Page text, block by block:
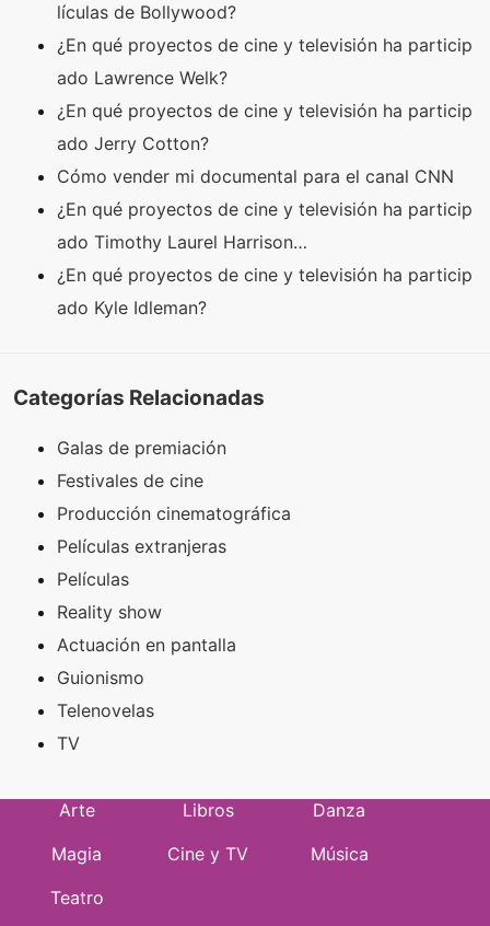
lículas de Bollywood?
¿En qué proyectos de cine y televisión ha particip
ado Lawrence Welk?
¿En qué proyectos de cine y televisión ha particip
ado Jerry Cotton?
Cómo vender mi documental para el canal CNN
¿En qué proyectos de cine y televisión ha particip
ado Timothy Laurel Harrison…
¿En qué proyectos de cine y televisión ha particip
ado Kyle Idleman?
Categorías Relacionadas
Galas de premiación
Festivales de cine
Producción cinematográfica
Películas extranjeras
Películas
Reality show
Actuación en pantalla
Guionismo
Telenovelas
TV
Arte Libros
Danza
Magia
Cine y TV
Música
Teatro